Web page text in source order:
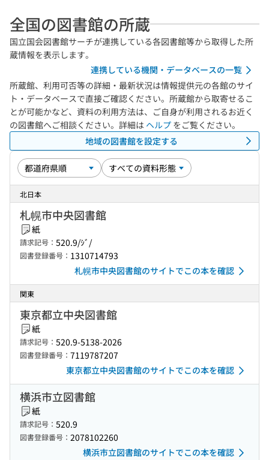
全国の図書館の所蔵
国立国会図書館サーチが連携している各図書館等から取得した所
蔵情報を表示します。
連携している機関・データベースの一覧
所蔵館、利用可否等の詳細・最新状況は情報提供元の各館のサイ
ト・データベースで直接ご確認ください。所蔵館から取寄せるこ
とが可能かなど、資料の利用方法は、ご自身が利用されるお近く
の図書館へご相談ください。詳細は ヘルプ をご覧ください。
地域の図書館を設定する
北日本
札幌市中央図書館
紙
請求記号： 520.9/ｼﾞ/
図書登録番号： 1310714793
札幌市中央図書館のサイトでこの本を確認
関東
東京都立中央図書館
紙
請求記号： 520.9-5138-2026
図書登録番号： 7119787207
東京都立中央図書館のサイトでこの本を確認
横浜市立図書館
紙
請求記号： 520.9
図書登録番号： 2078102260
横浜市立図書館のサイトでこの本を確認